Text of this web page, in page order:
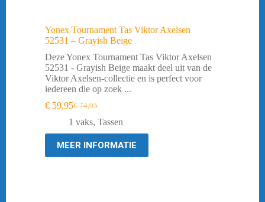
Yonex Tournament Tas Viktor Axelsen
52531 – Grayish Beige
Deze Yonex Tournament Tas Viktor Axelsen
52531 - Grayish Beige maakt deel uit van de
Viktor Axelsen-collectie en is perfect voor
iedereen die op zoek ...
€74,95
Oorspronkelijke
prijs
was:
€ 74,95.
€ 59,95Huidige
prijs
is:
€ 59,95.
1 vaks, Tassen
MEER INFORMATIE